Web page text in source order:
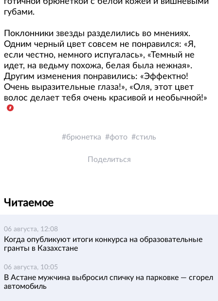
губами.
Поклонники звезды разделились во мнениях.
Одним черный цвет совсем не понравился: «Я,
если честно, немного испугалась», «Темный не
идет, на ведьму похожа, белая была нежная».
Другим изменения понравились: «Эффектно!
Очень выразительные глаза!», «Оля, этот цвет
волос делает тебя очень красивой и необычной!»
брюнетка фото стиль
Поделиться
Читаемое
06 августа, 12:08
Когда опубликуют итоги конкурса на образовательные
гранты в Казахстане
06 августа, 10:05
В Астане мужчина выбросил спичку на парковке — сгорел
автомобиль